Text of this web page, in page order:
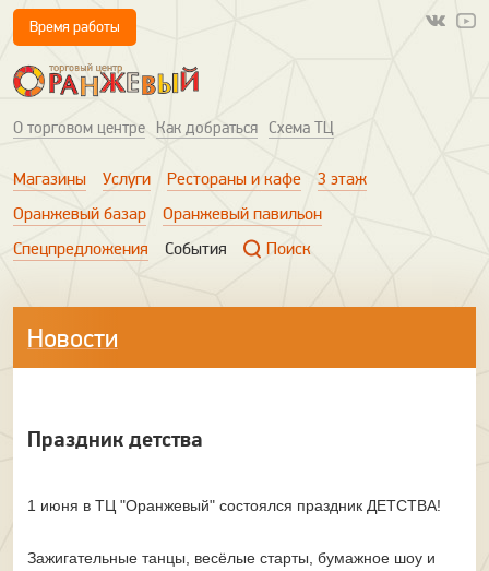
О торговом центре Как добраться Схема ТЦ
Время работы
Магазины Услуги Рестораны и кафе
3 этаж
Оранжевый базар
Оранжевый павильон
Спецпредложения
События Поиск
Новости
Праздник детства
1 июня в ТЦ "Оранжевый" состоялся праздник ДЕТСТВА!
Зажигательные танцы, весёлые старты, бумажное шоу и